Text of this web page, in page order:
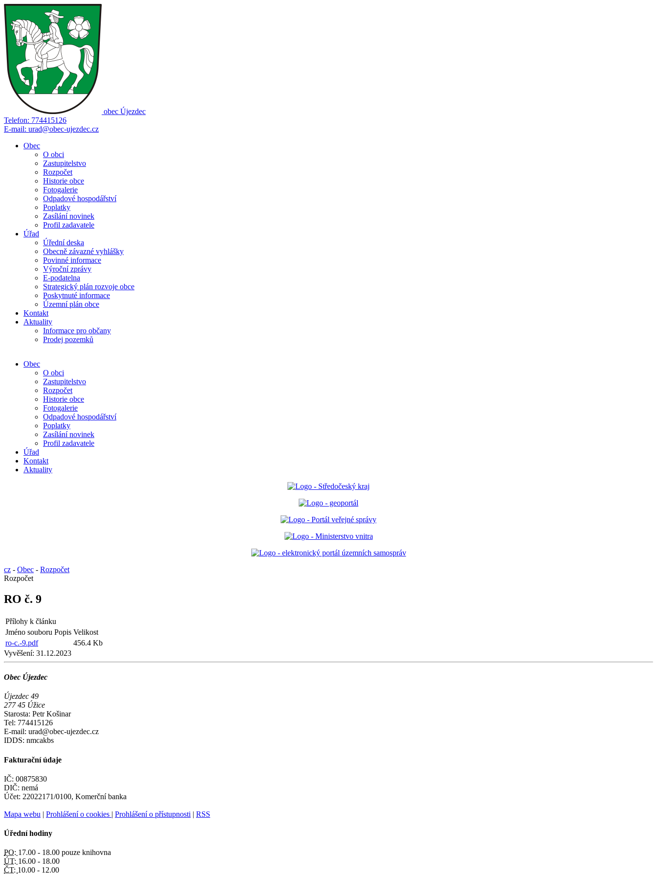
obec Újezdec
Telefon: 774415126
E-mail: urad@obec-ujezdec.cz
Obec
O obci
Zastupitelstvo
Rozpočet
Historie obce
Fotogalerie
Odpadové hospodářství
Poplatky
Zasílání novinek
Profil zadavatele
Úřad
Úřední deska
Obecně závazné vyhlášky
Povinné informace
Výroční zprávy
E-podatelna
Strategický plán rozvoje obce
Poskytnuté informace
Územní plán obce
Kontakt
Aktuality
Informace pro občany
Prodej pozemků
Obec
O obci
Zastupitelstvo
Rozpočet
Historie obce
Fotogalerie
Odpadové hospodářství
Poplatky
Zasílání novinek
Profil zadavatele
Úřad
Kontakt
Aktuality
cz - Obec - Rozpočet
Rozpočet
RO č. 9
Přílohy k článku
Jméno souboru Popis Velikost
ro-c.-9.pdf
456.4 Kb
Vyvěšení: 31.12.2023
Obec Újezdec
Újezdec 49
277 45 Úžice
Starosta: Petr Košinar
Tel: 774415126
E-mail: urad@obec-ujezdec.cz
IDDS: nmcakbs
Fakturační údaje
IČ: 00875830
DIČ: nemá
Účet: 22022171/0100, Komerční banka
Mapa webu | Prohlášení o cookies | Prohlášení o přístupnosti | RSS
Úřední hodiny
PO: 17.00 - 18.00 pouze knihovna
ÚT: 16.00 - 18.00
ČT: 10.00 - 12.00